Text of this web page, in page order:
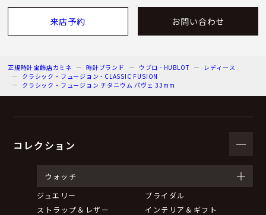
来店予約 お問い合わせ
正規時計宝飾店カミネ 時計ブランド ウブロ - HUBLOT
レディース
クラシック・フュージョン - CLASSIC FUSION
クラシック・フュージョン チタニウム パヴェ 33mm
コレクション
ウォッチ
ジュエリー
ブライダル
ストラップ＆レザー
インテリア＆ギフト